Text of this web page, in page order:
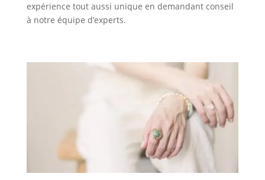
expérience tout aussi unique en demandant conseil
à notre équipe d’experts.